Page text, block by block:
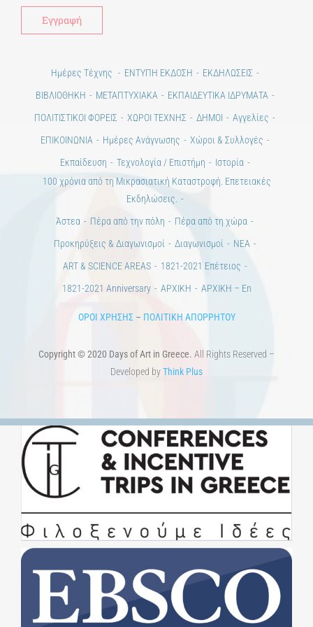
Ημέρες Τέχνης ΕΝΤΥΠΗ ΕΚΔΟΣΗ
ΕΚΔΗΛΩΣΕΙΣ
ΒΙΒΛΙΟΘΗΚΗ
ΜΕΤΑΠΤΥΧΙΑΚΑ
ΕΚΠΑΙΔΕΥΤΙΚΑ ΙΔΡΥΜΑΤΑ
ΠΟΛΙΤΙΣΤΙΚΟΙ ΦΟΡΕΙΣ
ΧΩΡΟΙ ΤΕΧΝΗΣ ΔΗΜΟΙ
Αγγελίες
ΕΠΙΚΟΙΝΩΝΙΑ
Ημέρες Ανάγνωσης
Χώροι & Συλλογές
Εκπαίδευση
Τεχνολογία / Επιστήμη
Ιστορία
100 χρόνια από τη Μικρασιατική Καταστροφή. Επετειακές
Εκδηλώσεις.
Άστεα
Πέρα από την πόλη
Πέρα από τη χώρα
Προκηρύξεις & Διαγωνισμοί
Διαγωνισμοί
ΝΕΑ
ART & SCIENCE AREAS
1821-2021 Επέτειος
1821-2021 Anniversary
ΑΡΧΙΚΗ ΑΡΧΙΚΗ – En
ΟΡΟΙ ΧΡΗΣΗΣ– ΠΟΛΙΤΙΚΗ ΑΠΟΡΡΗΤΟΥ
Copyright © 2020 Days of Art in Greece. All Rights Reserved –
Developed byThink Plus